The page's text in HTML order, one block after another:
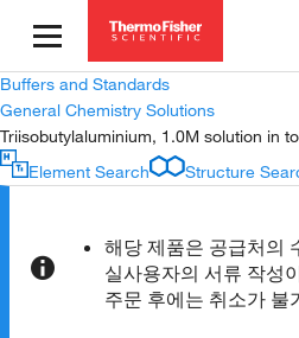
Buffers and Standards
General Chemistry Solutions
Triisobutylaluminium, 1.0M solution in
Element Search
Structure
해당 제품은 공급처의
실사용자의 서류 작성
주문 후에는 취소가 불